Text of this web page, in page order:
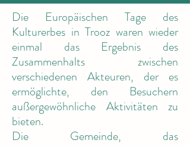
Die Europäischen Tage des
Kulturerbes in Trooz waren wieder
einmal das Ergebnis des
Zusammenhalts zwischen
verschiedenen Akteuren, der es
ermöglichte, den Besuchern
außergewöhnliche Aktivitäten zu
bieten.
Die Gemeinde, das